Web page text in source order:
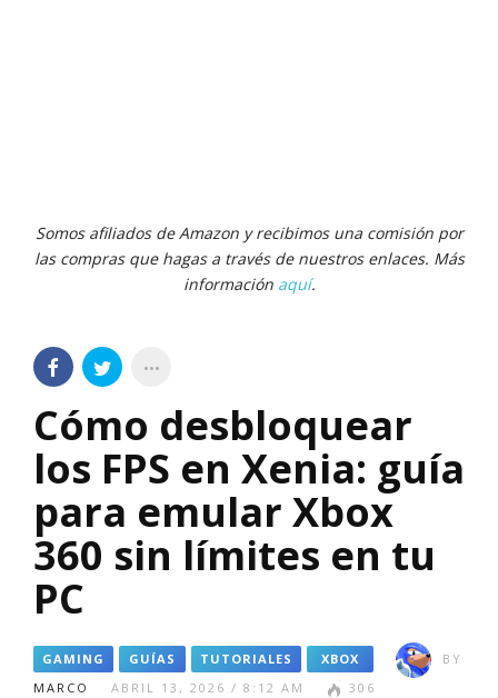
Somos afiliados de Amazon y recibimos una comisión por
las compras que hagas a través de nuestros enlaces. Más
información aquí.
Cómo desbloquear
los FPS en Xenia: guía
para emular Xbox
360 sin límites en tu
PC
GAMING GUÍAS TUTORIALES XBOX
BY
MARCO
ABRIL 13, 2026 / 8:12 AM 306